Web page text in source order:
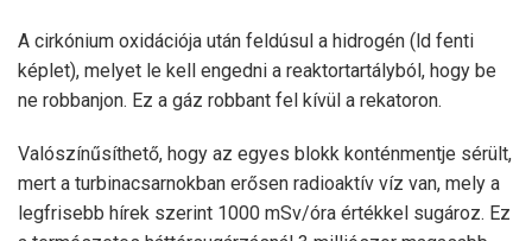
A cirkónium oxidációja után feldúsul a hidrogén (ld fenti
képlet), melyet le kell engedni a reaktortartályból, hogy be
ne robbanjon. Ez a gáz robbant fel kívül a rekatoron.
Valószínűsíthető, hogy az egyes blokk konténmentje sérült,
mert a turbinacsarnokban erősen radioaktív víz van, mely a
legfrisebb hírek szerint 1000 mSv/óra értékkel sugároz. Ez